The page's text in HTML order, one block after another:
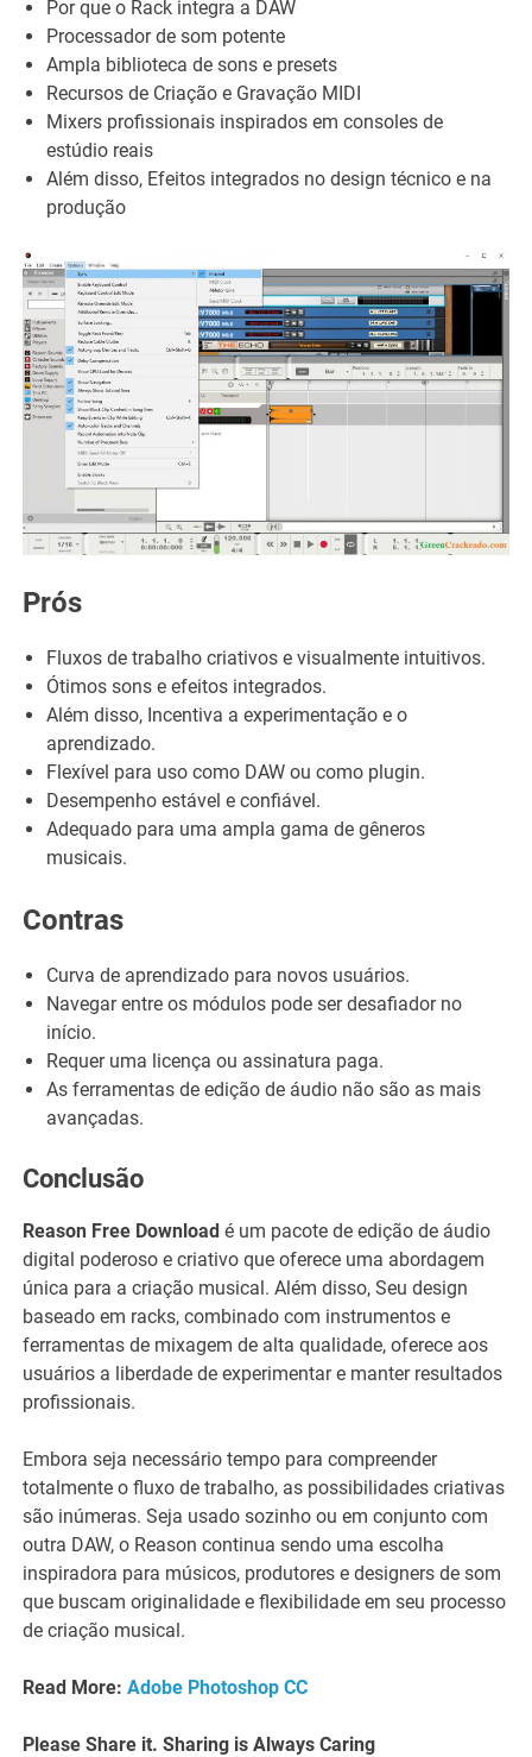
Por que o Rack integra a DAW
Processador de som potente
Ampla biblioteca de sons e presets
Recursos de Criação e Gravação MIDI
Mixers profissionais inspirados em consoles de
estúdio reais
Além disso, Efeitos integrados no design técnico e na
produção
Prós
Fluxos de trabalho criativos e visualmente intuitivos.
Ótimos sons e efeitos integrados.
Além disso, Incentiva a experimentação e o
aprendizado.
Flexível para uso como DAW ou como plugin.
Desempenho estável e confiável.
Adequado para uma ampla gama de gêneros
musicais.
Contras
Curva de aprendizado para novos usuários.
Navegar entre os módulos pode ser desafiador no
início.
Requer uma licença ou assinatura paga.
As ferramentas de edição de áudio não são as mais
avançadas.
Conclusão
Reason Free Download é um pacote de edição de áudio
digital poderoso e criativo que oferece uma abordagem
única para a criação musical. Além disso, Seu design
baseado em racks, combinado com instrumentos e
ferramentas de mixagem de alta qualidade, oferece aos
usuários a liberdade de experimentar e manter resultados
profissionais.
Embora seja necessário tempo para compreender
totalmente o fluxo de trabalho, as possibilidades criativas
são inúmeras. Seja usado sozinho ou em conjunto com
outra DAW, o Reason continua sendo uma escolha
inspiradora para músicos, produtores e designers de som
que buscam originalidade e flexibilidade em seu processo
de criação musical.
Read More:Adobe Photoshop CC
Please Share it. Sharing is Always Caring